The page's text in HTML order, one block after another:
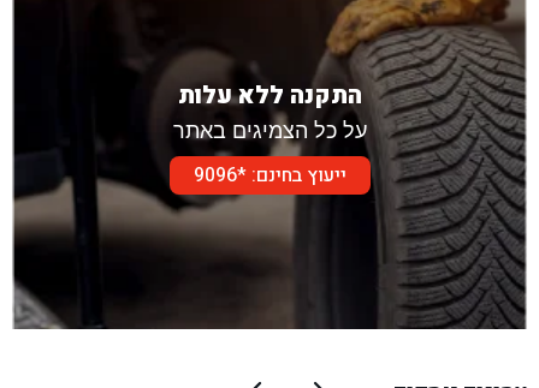
התקנה ללא עלות
על כל הצמיגים באתר
ייעוץ בחינם: *9096